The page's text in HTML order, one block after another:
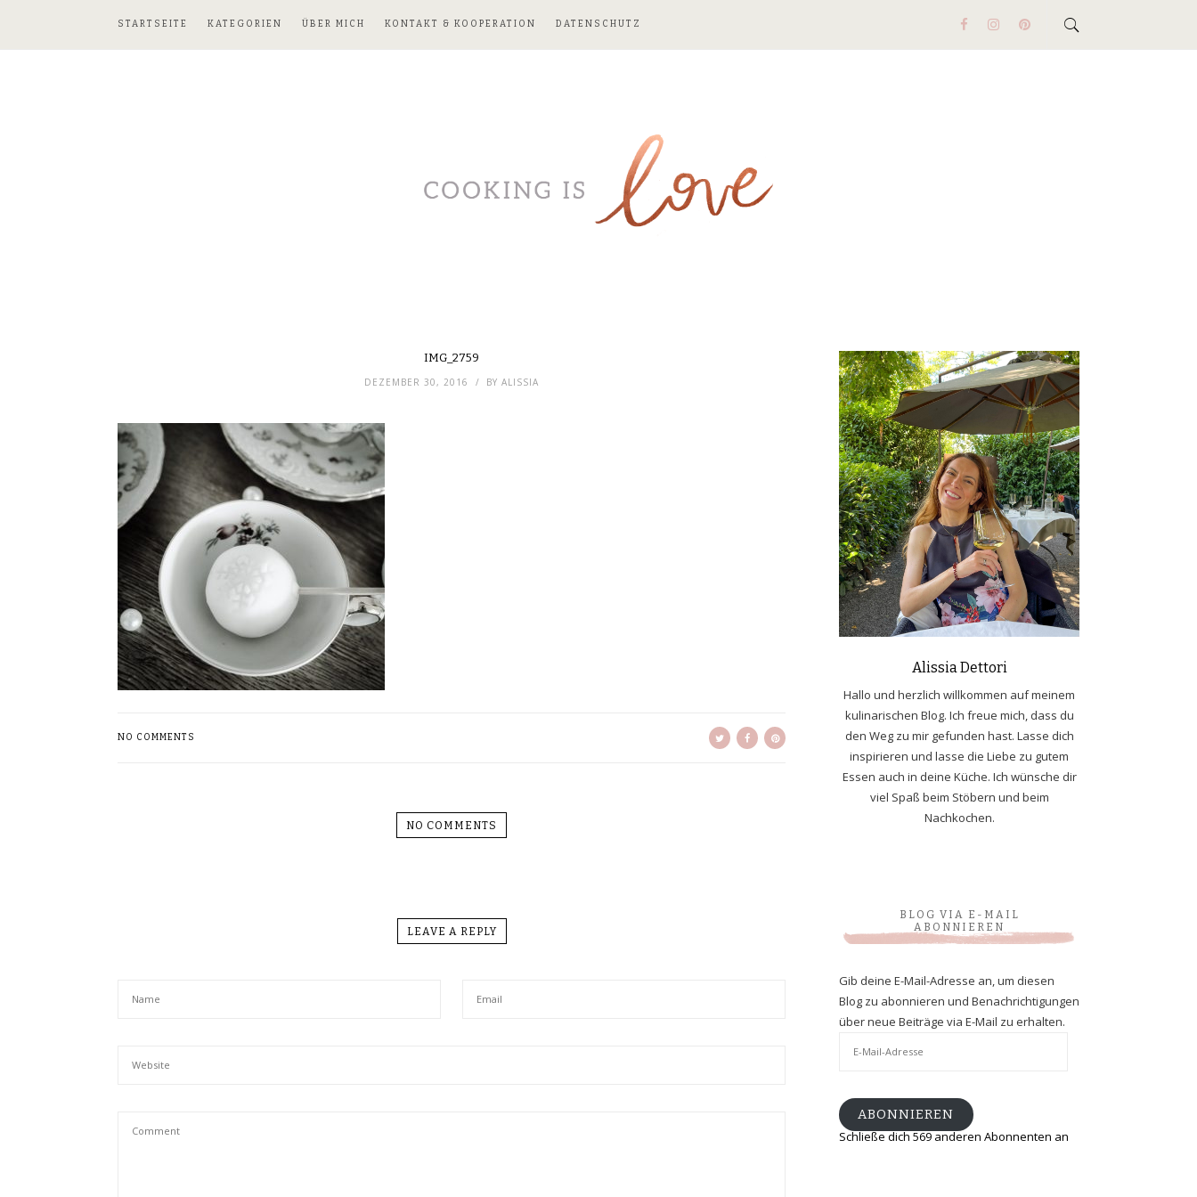
STARTSEITE KATEGORIEN ÜBER MICH KONTAKT & KOOPERATION DATENSCHUTZ
IMG_2759
DEZEMBER 30, 2016 BY ALISSIA
NO COMMENTS
NO COMMENTS
LEAVE A REPLY
Alissia Dettori
Hallo und herzlich willkommen auf meinem
kulinarischen Blog. Ich freue mich, dass du
den Weg zu mir gefunden hast. Lasse dich
inspirieren und lasse die Liebe zu gutem
Essen auch in deine Küche. Ich wünsche dir
viel Spaß beim Stöbern und beim
Nachkochen.
BLOG VIA E-MAIL
ABONNIEREN
Gib deine E-Mail-Adresse an, um diesen
Blog zu abonnieren und Benachrichtigungen
über neue Beiträge via E-Mail zu erhalten.
ABONNIEREN
Schließe dich 569 anderen Abonnenten an